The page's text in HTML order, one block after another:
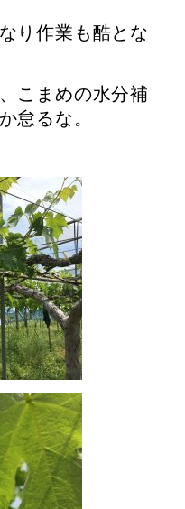
り作業も酷とな
こまめの水分補
怠るな。